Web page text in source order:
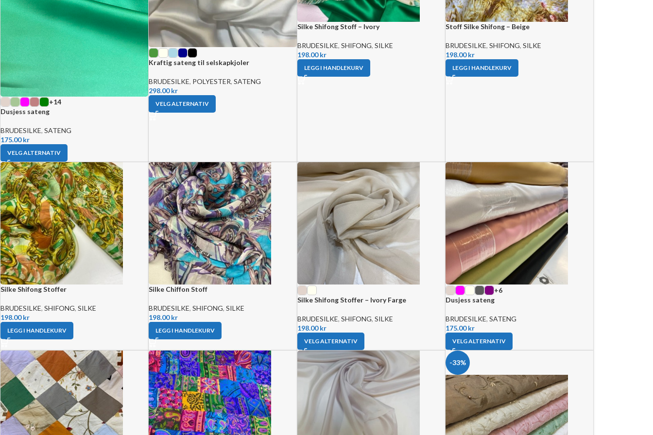
+14
Dusjess sateng
BRUDESILKE, SATENG
175.00kr
VELG ALTERNATIV
Kraftig sateng til selskapkjoler
BRUDESILKE, POLYESTER, SATENG
298.00kr
VELG ALTERNATIV
Silke Shifong Stoff – Ivory
BRUDESILKE, SHIFONG, SILKE
198.00kr
LEGG I HANDLEKURV
Stoff Silke Shifong – Beige
BRUDESILKE, SHIFONG, SILKE
198.00kr
LEGG I HANDLEKURV
Silke Shifong Stoffer
BRUDESILKE, SHIFONG, SILKE
198.00kr
LEGG I HANDLEKURV
Silke Chiffon Stoff
BRUDESILKE, SHIFONG, SILKE
198.00kr
LEGG I HANDLEKURV
Silke Shifong Stoffer – Ivory Farge
BRUDESILKE, SHIFONG, SILKE
198.00kr
VELG ALTERNATIV
+6
Dusjess sateng
BRUDESILKE, SATENG
175.00kr
VELG ALTERNATIV
-33%